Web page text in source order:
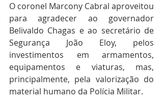
O coronel Marcony Cabral aproveitou
para agradecer ao governador
Belivaldo Chagas e ao secretário de
Segurança João Eloy, pelos
investimentos em armamentos,
equipamentos e viaturas, mas,
principalmente, pela valorização do
material humano da Polícia Militar.